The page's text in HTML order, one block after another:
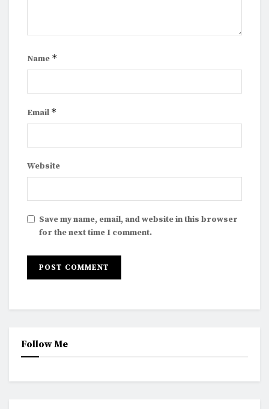
Name *
Email *
Website
Save my name, email, and website in this browser
for the next time I comment.
Follow Me